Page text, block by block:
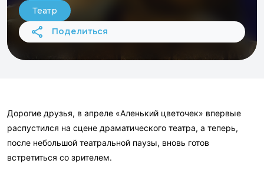
Театр
Поделиться
Дорогие друзья, в апреле «Аленький цветочек» впервые
распустился на сцене драматического театра, а теперь,
после небольшой театральной паузы, вновь готов
встретиться со зрителем.